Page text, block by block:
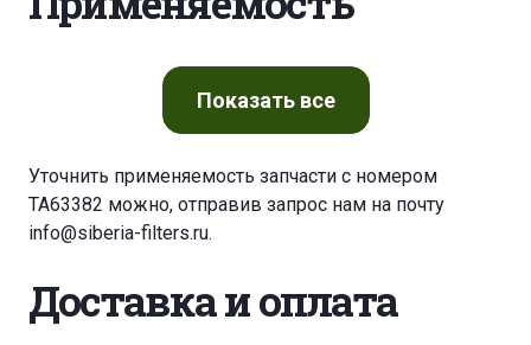
Показатьвсе
Уточнить применяемость запчасти с номером
TA63382 можно, отправив запрос нам на почту
info@siberia-filters.ru.
Доставка и оплата